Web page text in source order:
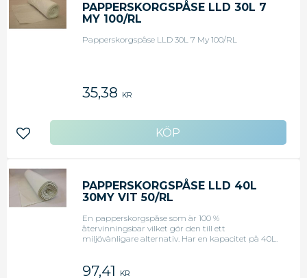
PAPPERSKORGSPÅSE LLD 30L 7
MY 100/RL
Papperskorgspåse LLD 30L 7 My 100/RL
35,38 KR
Lägg till i favoriter
PAPPERSKORGSPÅSE LLD 40L
30MY VIT 50/RL
En papperskorgspåse som är 100 %
återvinningsbar vilket gör den till ett
miljövänligare alternativ. Har en kapacitet på 40L.
- Kapacitet: 40 liter - Mått: 520x800 mm - Tjocklek:
97,41 KR